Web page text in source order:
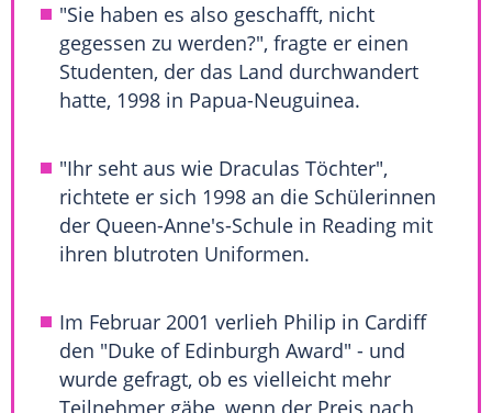
"Sie haben es also geschafft, nicht
gegessen zu werden?", fragte er einen
Studenten, der das Land durchwandert
hatte, 1998 in Papua-Neuguinea.
"Ihr seht aus wie Draculas Töchter",
richtete er sich 1998 an die Schülerinnen
der Queen-Anne's-Schule in Reading mit
ihren blutroten Uniformen.
Im Februar 2001 verlieh Philip in Cardiff
den "Duke of Edinburgh Award" - und
wurde gefragt, ob es vielleicht mehr